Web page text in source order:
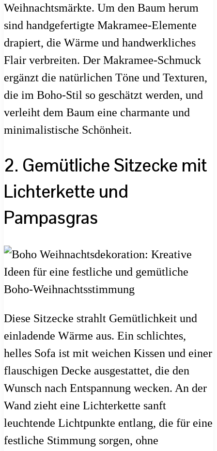
Weihnachtsmärkte. Um den Baum herum
sind handgefertigte Makramee-Elemente
drapiert, die Wärme und handwerkliches
Flair verbreiten. Der Makramee-Schmuck
ergänzt die natürlichen Töne und Texturen,
die im Boho-Stil so geschätzt werden, und
verleiht dem Baum eine charmante und
minimalistische Schönheit.
2. Gemütliche Sitzecke mit
Lichterkette und
Pampasgras
Diese Sitzecke strahlt Gemütlichkeit und
einladende Wärme aus. Ein schlichtes,
helles Sofa ist mit weichen Kissen und einer
flauschigen Decke ausgestattet, die den
Wunsch nach Entspannung wecken. An der
Wand zieht eine Lichterkette sanft
leuchtende Lichtpunkte entlang, die für eine
festliche Stimmung sorgen, ohne